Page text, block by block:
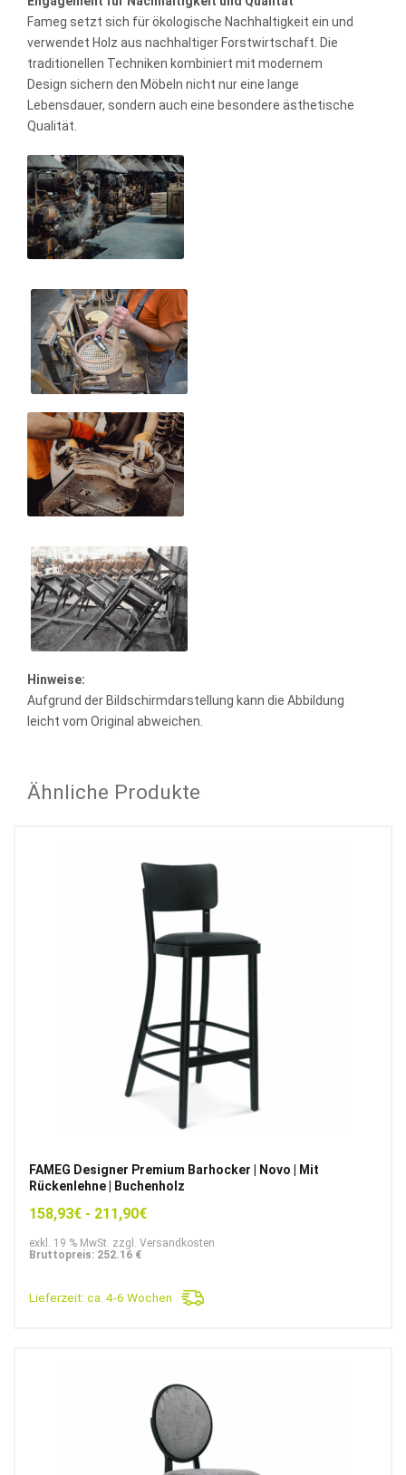
Fameg setzt sich für ökologische Nachhaltigkeit ein und
verwendet Holz aus nachhaltiger Forstwirtschaft. Die
traditionellen Techniken kombiniert mit modernem
Design sichern den Möbeln nicht nur eine lange
Lebensdauer, sondern auch eine besondere ästhetische
Qualität.
Hinweise:
Aufgrund der Bildschirmdarstellung kann die Abbildung
leicht vom Original abweichen.
Ähnliche Produkte
FAMEG Designer Premium Barhocker | Novo | Mit
Rückenlehne | Buchenholz
158,93€ - 211,90€
exkl. 19 % MwSt. zzgl. Versandkosten
Bruttopreis: 252.16 €
Lieferzeit: ca. 4-6 Wochen